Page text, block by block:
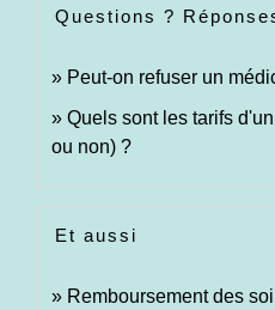
Questions ?
Peut-on refuser un
Quels sont les tarifs
ou non) ?
Et aussi
Remboursement des